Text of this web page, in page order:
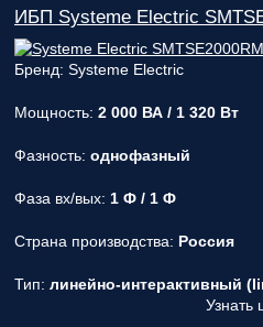
ИБП Systeme Electric
Бренд: Systeme Electric
Мощность: 2 000 ВА / 1 320 Вт
Фазность: однофазный
Фаза вх/вых: 1 Ф / 1 Ф
Страна производства: Россия
Тип: линейно-интерактивный
Узнать